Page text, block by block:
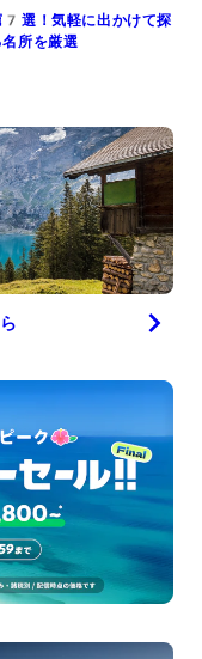
7選！気軽に出かけて探
所を厳選